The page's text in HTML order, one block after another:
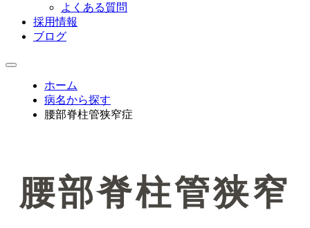
よくある質問
採用情報
ブログ
ホーム
病名から探す
腰部脊柱管狭窄症
腰部脊柱管狭窄